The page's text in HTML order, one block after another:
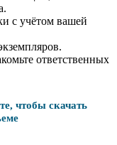
с учётом вашей
ответственных
чтобы скачать